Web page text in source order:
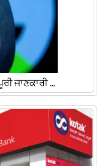
ਜਾਣਕਾਰੀ ...